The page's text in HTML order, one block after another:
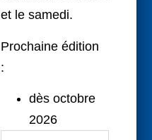
et le samedi.
Prochaine édition
:
dès octobre
2026